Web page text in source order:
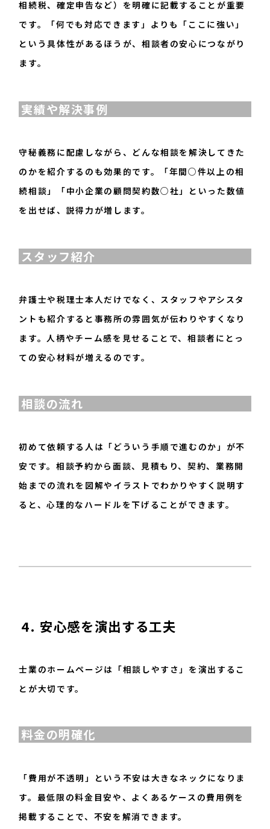
相続税、確定申告など）を明確に記載することが重要
です。「何でも対応できます」よりも「ここに強い」
という具体性があるほうが、相談者の安心につながり
ます。
実績や解決事例
守秘義務に配慮しながら、どんな相談を解決してきた
のかを紹介するのも効果的です。「年間○件以上の相
続相談」「中小企業の顧問契約数○社」といった数値
を出せば、説得力が増します。
スタッフ紹介
弁護士や税理士本人だけでなく、スタッフやアシスタ
ントも紹介すると事務所の雰囲気が伝わりやすくなり
ます。人柄やチーム感を見せることで、相談者にとっ
ての安心材料が増えるのです。
相談の流れ
初めて依頼する人は「どういう手順で進むのか」が不
安です。相談予約から面談、見積もり、契約、業務開
始までの流れを図解やイラストでわかりやすく説明す
ると、心理的なハードルを下げることができます。
4. 安心感を演出する工夫
士業のホームページは「相談しやすさ」を演出するこ
とが大切です。
料金の明確化
「費用が不透明」という不安は大きなネックになりま
す。最低限の料金目安や、よくあるケースの費用例を
掲載することで、不安を解消できます。